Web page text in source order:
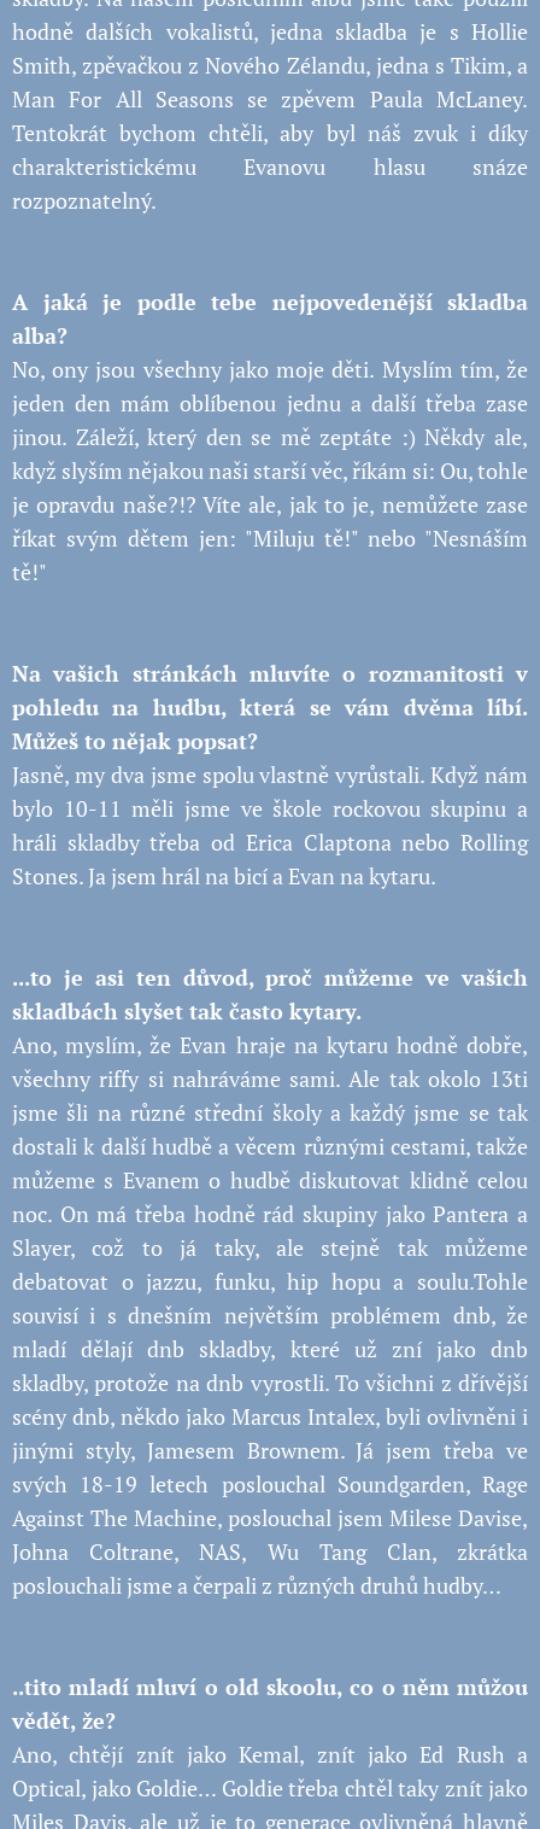
hodně dalších vokalistů, jedna skladba je s Hollie
Smith, zpěvačkou z Nového Zélandu, jedna s Tikim, a
Man For All Seasons se zpěvem Paula McLaney.
Tentokrát bychom chtěli, aby byl náš zvuk i díky
charakteristickému Evanovu hlasu snáze
rozpoznatelný.
A jaká je podle tebe nejpovedenější skladba
alba?
No, ony jsou všechny jako moje děti. Myslím tím, že
jeden den mám oblíbenou jednu a další třeba zase
jinou. Záleží, který den se mě zeptáte :) Někdy ale,
když slyším nějakou naši starší věc, říkám si: Ou, tohle
je opravdu naše?!? Víte ale, jak to je, nemůžete zase
říkat svým dětem jen: "Miluju tě!" nebo "Nesnáším
tě!"
Na vašich stránkách mluvíte o rozmanitosti v
pohledu na hudbu, která se vám dvěma líbí.
Můžeš to nějak popsat?
Jasně, my dva jsme spolu vlastně vyrůstali. Když nám
bylo 10-11 měli jsme ve škole rockovou skupinu a
hráli skladby třeba od Erica Claptona nebo Rolling
Stones. Ja jsem hrál na bicí a Evan na kytaru.
...to je asi ten důvod, proč můžeme ve vašich
skladbách slyšet tak často kytary.
Ano, myslím, že Evan hraje na kytaru hodně dobře,
všechny riffy si nahráváme sami. Ale tak okolo 13ti
jsme šli na různé střední školy a každý jsme se tak
dostali k další hudbě a věcem různými cestami, takže
můžeme s Evanem o hudbě diskutovat klidně celou
noc. On má třeba hodně rád skupiny jako Pantera a
Slayer, což to já taky, ale stejně tak můžeme
debatovat o jazzu, funku, hip hopu a soulu.Tohle
souvisí i s dnešním největším problémem dnb, že
mladí dělají dnb skladby, které už zní jako dnb
skladby, protože na dnb vyrostli. To všichni z dřívější
scény dnb, někdo jako Marcus Intalex, byli ovlivněni i
jinými styly, Jamesem Brownem. Já jsem třeba ve
svých 18-19 letech poslouchal Soundgarden, Rage
Against The Machine, poslouchal jsem Milese Davise,
Johna Coltrane, NAS, Wu Tang Clan, zkrátka
poslouchali jsme a čerpali z různých druhů hudby…
..tito mladí mluví o old skoolu, co o něm můžou
vědět, že?
Ano, chtějí znít jako Kemal, znít jako Ed Rush a
Optical, jako Goldie… Goldie třeba chtěl taky znít jako
Miles Davis, ale už je to generace ovlivněná hlavně